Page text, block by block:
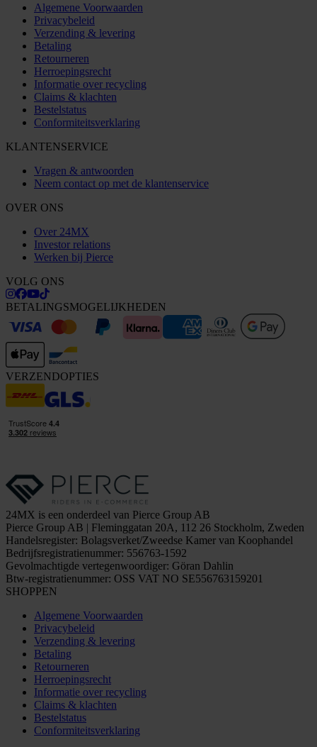
Algemene Voorwaarden
Privacybeleid
Verzending & levering
Betaling
Retourneren
Herroepingsrecht
Informatie over recycling
Claims & klachten
Bestelstatus
Conformiteitsverklaring
KLANTENSERVICE
Vragen & antwoorden
Neem contact op met de klantenservice
OVER ONS
Over 24MX
Investor relations
Werken bij Pierce
VOLG ONS
BETALINGSMOGELIJKHEDEN
VERZENDOPTIES
24MX is een onderdeel van Pierce Group AB
Pierce Group AB | Fleminggatan 20A, 112 26 Stockholm, Zweden
Handelsregister: Bolagsverket/Zweedse Kamer van Koophandel
Bedrijfsregistratienummer: 556763-1592
Gevolmachtigde vertegenwoordiger: Göran Dahlin
Btw-registratienummer: OSS VAT NO SE556763159201
SHOPPEN
Algemene Voorwaarden
Privacybeleid
Verzending & levering
Betaling
Retourneren
Herroepingsrecht
Informatie over recycling
Claims & klachten
Bestelstatus
Conformiteitsverklaring